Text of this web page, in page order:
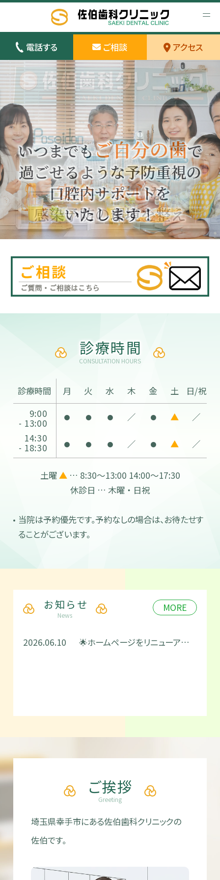
電話する ご相談 アクセス
佐伯歯科クリニックは
皆様に愛される歯科医院を
目指しています！
安全・安心な
感染予防の環境を整え
いつまでもご自分の歯で
過ごせるような予防重視の
口腔内サポートを
いたします！
愛される
安全・安心
診療時間
CONSULTATION HOURS
診療時間 月 火 水 木 金 土
日/祝
9:00
- 13:00
● ● ● ／ ● ▲
／
14:30
- 18:30
● ● ● ／ ● ▲ ／
土曜 ▲ … 8:30～13:00 14:00～17:30
休診日 … 木曜・日祝
当院は予約優先です。予約なしの場合は、お待たせす
ることがございます。
お知らせ
News
2026.06.10 🌟ホームページをリニューアルしました！
MORE
ご挨拶
Greeting
埼玉県幸手市にある佐伯歯科クリニックの
佐伯です。